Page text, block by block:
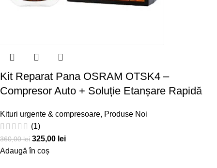
Kit Reparat Pana OSRAM OTSK4 –
Compresor Auto + Soluție Etanșare Rapidă
Kituri urgente & compresoare, Produse Noi
(1)
360,00lei 325,00 lei
Adaugă în coș